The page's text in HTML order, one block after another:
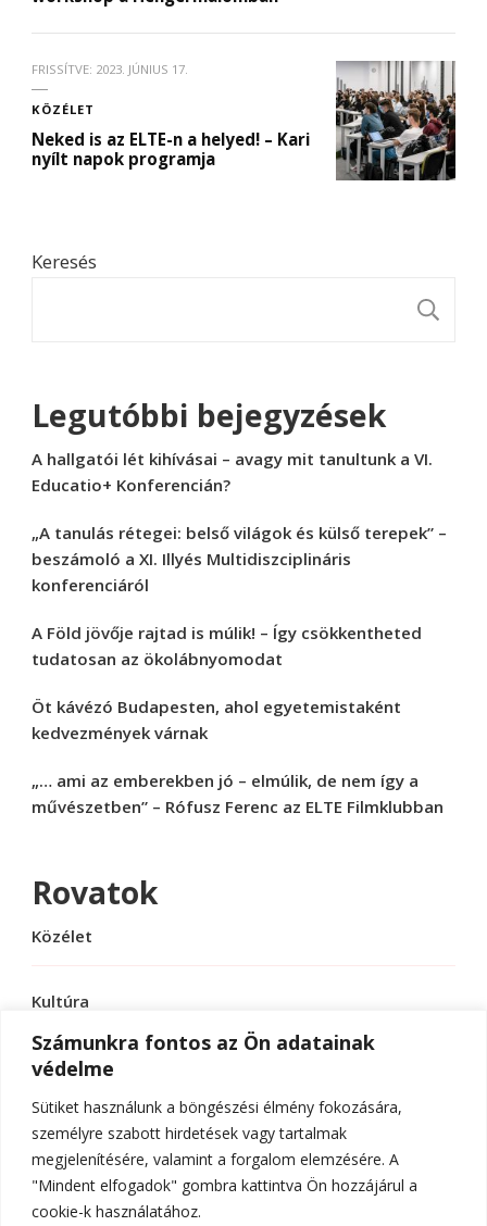
Számunkra fontos az Ön adatainak
védelme
Sütiket használunk a böngészési élmény fokozására,
személyre szabott hirdetések vagy tartalmak
megjelenítésére, valamint a forgalom elemzésére. A
"Mindent elfogadok" gombra kattintva Ön hozzájárul a
cookie-k használatához.
FRISSÍTVE: 2023. JÚNIUS 17.
KÖZÉLET
Neked is az ELTE-n a helyed! – Kari
nyílt napok programja
Keresés
Legutóbbi bejegyzések
A hallgatói lét kihívásai – avagy mit tanultunk a VI.
Educatio+ Konferencián?
„A tanulás rétegei: belső világok és külső terepek” –
beszámoló a XI. Illyés Multidiszciplináris
konferenciáról
A Föld jövője rajtad is múlik! – Így csökkentheted
tudatosan az ökolábnyomodat
Öt kávézó Budapesten, ahol egyetemistaként
kedvezmények várnak
„… ami az emberekben jó – elmúlik, de nem így a
művészetben” – Rófusz Ferenc az ELTE Filmklubban
Rovatok
Közélet
Kultúra
Sport
Tudomány